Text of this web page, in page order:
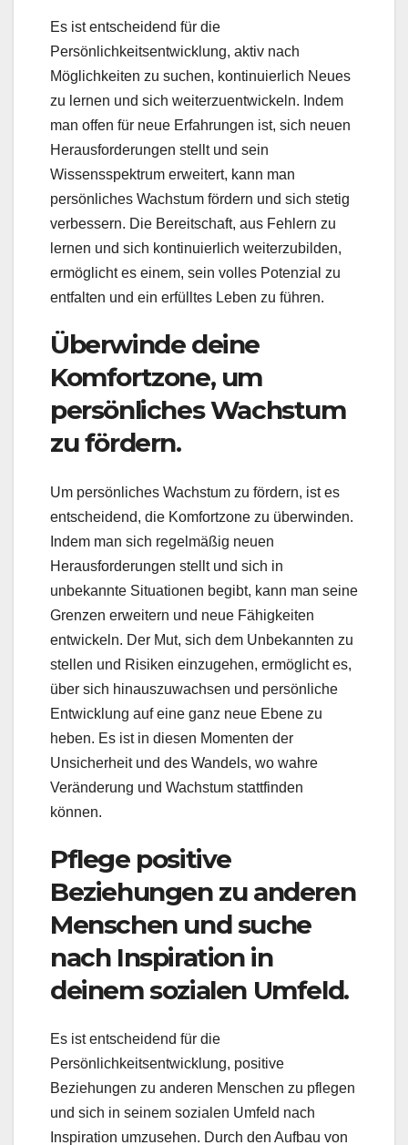
Es ist entscheidend für die
Persönlichkeitsentwicklung, aktiv nach
Möglichkeiten zu suchen, kontinuierlich Neues
zu lernen und sich weiterzuentwickeln. Indem
man offen für neue Erfahrungen ist, sich neuen
Herausforderungen stellt und sein
Wissensspektrum erweitert, kann man
persönliches Wachstum fördern und sich stetig
verbessern. Die Bereitschaft, aus Fehlern zu
lernen und sich kontinuierlich weiterzubilden,
ermöglicht es einem, sein volles Potenzial zu
entfalten und ein erfülltes Leben zu führen.
Überwinde deine
Komfortzone, um
persönliches Wachstum
zu fördern.
Um persönliches Wachstum zu fördern, ist es
entscheidend, die Komfortzone zu überwinden.
Indem man sich regelmäßig neuen
Herausforderungen stellt und sich in
unbekannte Situationen begibt, kann man seine
Grenzen erweitern und neue Fähigkeiten
entwickeln. Der Mut, sich dem Unbekannten zu
stellen und Risiken einzugehen, ermöglicht es,
über sich hinauszuwachsen und persönliche
Entwicklung auf eine ganz neue Ebene zu
heben. Es ist in diesen Momenten der
Unsicherheit und des Wandels, wo wahre
Veränderung und Wachstum stattfinden
können.
Pflege positive
Beziehungen zu anderen
Menschen und suche
nach Inspiration in
deinem sozialen Umfeld.
Es ist entscheidend für die
Persönlichkeitsentwicklung, positive
Beziehungen zu anderen Menschen zu pflegen
und sich in seinem sozialen Umfeld nach
Inspiration umzusehen. Durch den Aufbau von